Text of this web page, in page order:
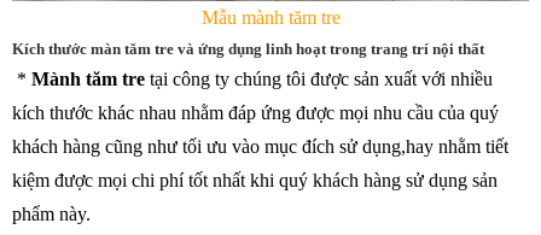
Mẫu mành tăm tre
Kích thước màn tăm tre và ứng dụng linh hoạt trong trang trí nội thất
* Mành tăm tre tại công ty chúng tôi được sản xuất với nhiều
kích thước khác nhau nhằm đáp ứng được mọi nhu cầu của quý
khách hàng cũng như tối ưu vào mục đích sử dụng,hay nhằm tiết
kiệm được mọi chi phí tốt nhất khi quý khách hàng sử dụng sản
phẩm này.